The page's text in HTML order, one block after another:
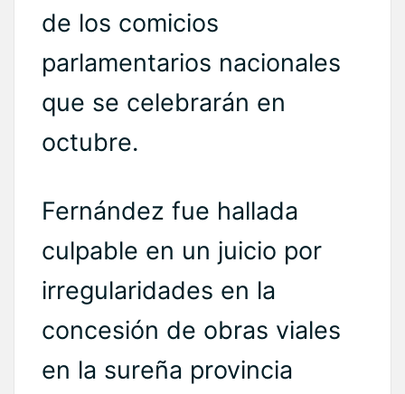
de los comicios
parlamentarios nacionales
que se celebrarán en
octubre.
Fernández fue hallada
culpable en un juicio por
irregularidades en la
concesión de obras viales
en la sureña provincia